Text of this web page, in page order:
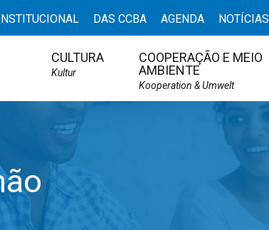
DAS CCBA AGENDA NOTÍCIAS
CULTURA
Kultur
COOPERAÇÃO E MEIO
AMBIENTE
Kooperation & Umwelt